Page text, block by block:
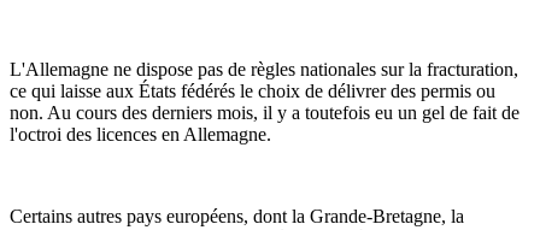
L'Allemagne ne dispose pas de règles nationales sur la fracturation,
ce qui laisse aux États fédérés le choix de délivrer des permis ou
non. Au cours des derniers mois, il y a toutefois eu un gel de fait de
l'octroi des licences en Allemagne.
Certains autres pays européens, dont la Grande-Bretagne, la